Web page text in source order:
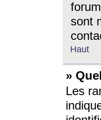
sont
Haut
»
Les